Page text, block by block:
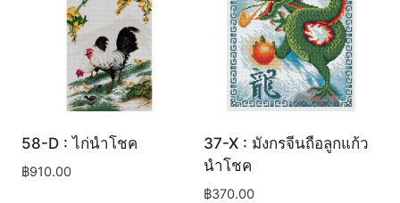
58-D : ไก่นำโชค
฿910.00
37-X : มังกรจีนถือลูกแก้ว
นำโชค
฿370.00